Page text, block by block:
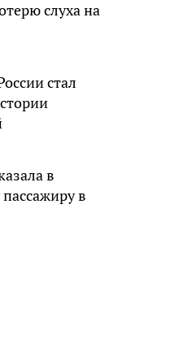
слуха на
стал
в
в